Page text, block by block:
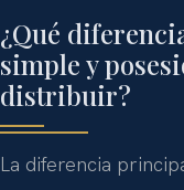
¿Qué
simple y
distribuir?
La diferencia